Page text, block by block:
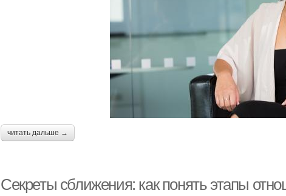
читать дальше →
Секреты сближения: как понять этапы